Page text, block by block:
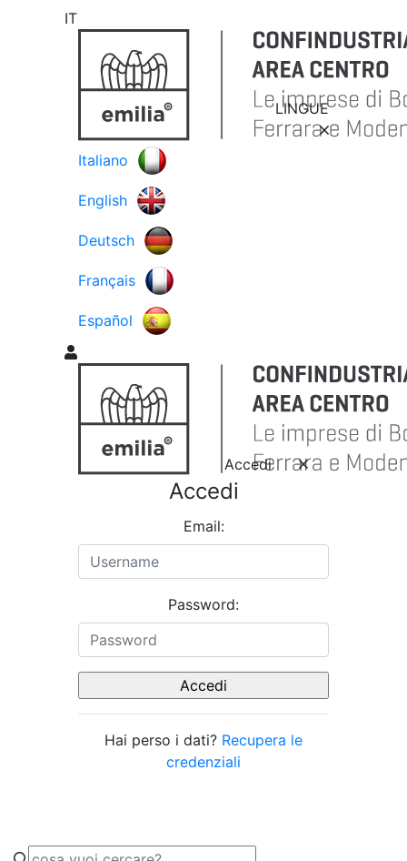
IT
LINGUE
Italiano
English
Deutsch
Français
Español
Accedi
Accedi
Email:
Password:
Hai perso i dati? Recupera le
credenziali